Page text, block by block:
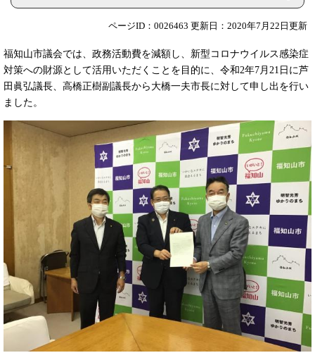
ページID：0026463 更新日：2020年7月22日更新
福知山市議会では、政務活動費を減額し、新型コロナウイルス感染症
対策への財源として活用いただくことを目的に、令和2年7月21日に芦
田眞弘議長、高橋正樹副議長から大橋一夫市長に対して申し出を行い
ました。